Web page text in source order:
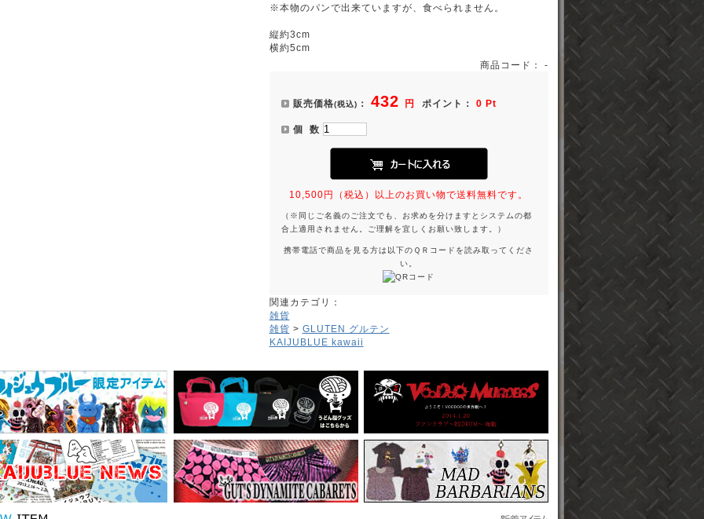
※本物のパンで出来ていますが、食べられません。
縦約3cm
横約5cm
商品コード： -
販売価格(税込) ： 432 円 ポイント： 0 Pt
個 数
10,500円（税込）以上のお買い物で送料無料です。
（※同じご名義のご注文でも、お求めを分けますとシステムの都
合上適用されません。ご理解を宜しくお願い致します。）
携帯電話で商品を見る方は以下のＱＲコードを読み取ってくださ
い。
関連カテゴリ：
雑貨
雑貨 > GLUTEN グルテン
KAIJUBLUE kawaii